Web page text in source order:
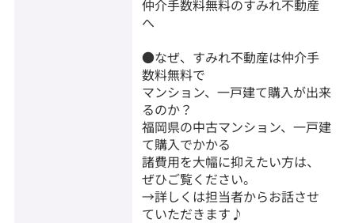
仲介手数料無料のすみれ不動産
へ
●なぜ、すみれ不動産は仲介手
数料無料で
マンション、一戸建て購入が出来
るのか？
福岡県の中古マンション、一戸建
て購入でかかる
諸費用を大幅に抑えたい方は、
ぜひご覧ください。
→詳しくは担当者からお話させ
ていただきます♪